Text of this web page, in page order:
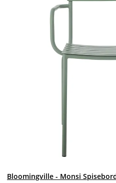
Bloomingville - Monsi